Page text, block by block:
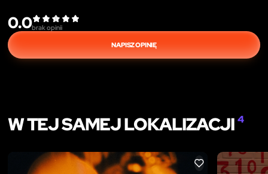
0.0brak opinii
NAPISZ OPINIĘ
W TEJ SAMEJ LOKALIZACJI 4
LIKE